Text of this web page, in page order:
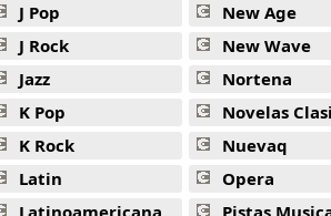
J Pop
J Rock
Jazz
K Pop
K Rock
Latin
Latinoamericana
New Age
New Wave
Nortena
Novelas
Nuevaq
Opera
Pistas